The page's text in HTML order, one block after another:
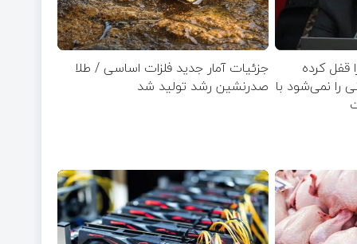
قفل کرده
تومانی را نمی‌شود با
جزئیات آمار جدید فلزات اساسی / طلا
صدرنشین رشد تولید شد